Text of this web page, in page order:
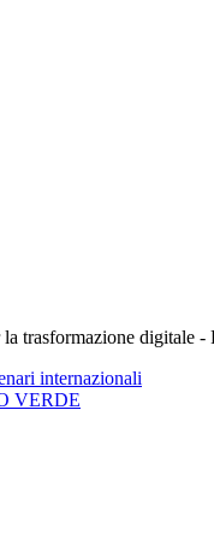
trasformazione digitale
internazionali
VERDE